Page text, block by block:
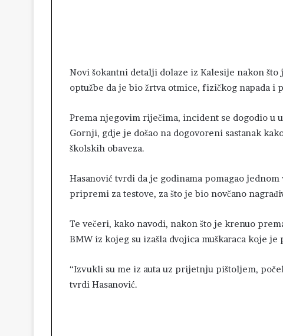
Novi šokantni detalji dolaze iz Kalesije nakon
optužbe da je bio žrtva otmice, fizičkog napada i
Prema njegovim riječima, incident se dogodio u
Gornji, gdje je došao na dogovoreni sastanak
školskih obaveza.
Hasanović tvrdi da je godinama pomagao
pripremi za testove, za što je bio novčano
Te večeri, kako navodi, nakon što je krenuo
BMW iz kojeg su izašla dvojica muškaraca koje
“Izvukli su me iz auta uz prijetnju pištoljem,
tvrdi Hasanović.